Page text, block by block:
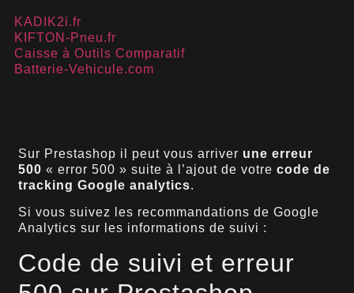
KADIK2i.fr
KIFTON-Pneu.fr
Caisse à Outils Comparatif
Batterie-Vehicule.com
Sur Prestashop il peut vous arriver une erreur
500 « error 500 » suite à l’ajout de votrecode de
tracking Google analytics.
Si vous suivez les recommandations de Google
Analytics sur les informations de suivi :
Code de suivi et erreur